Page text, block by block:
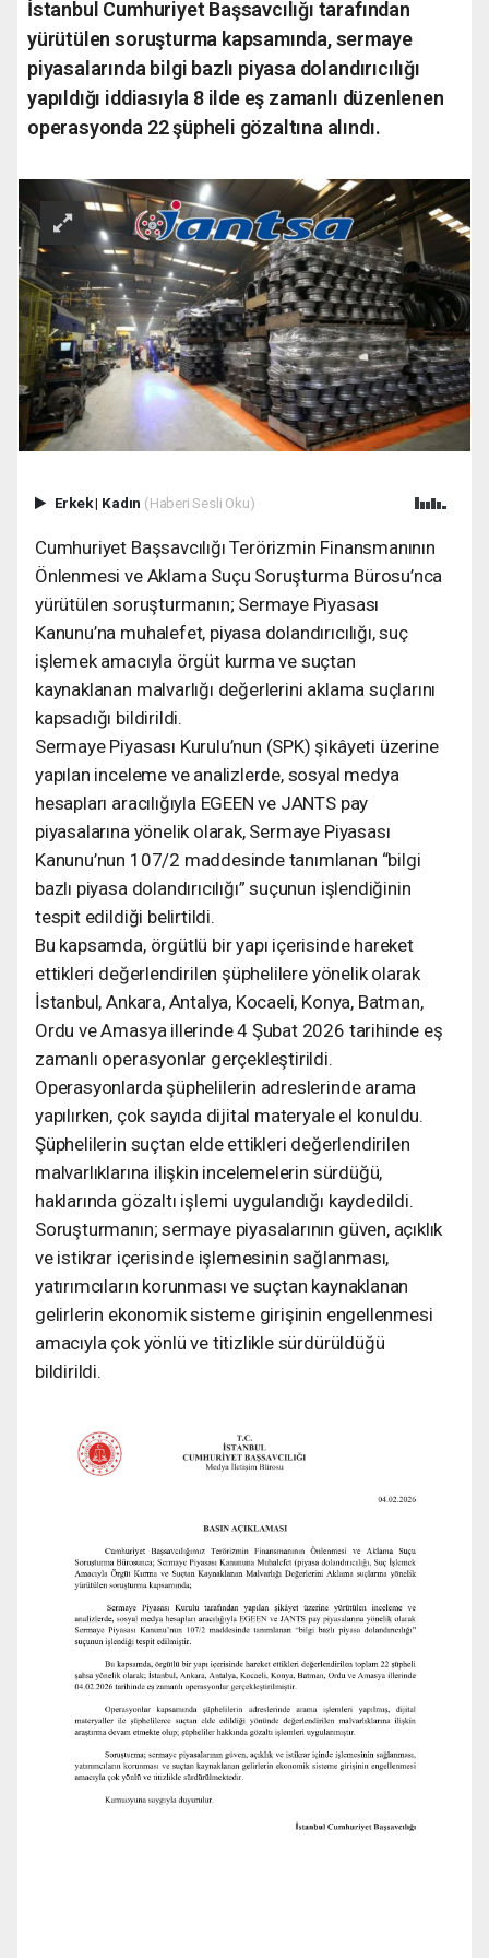
İstanbul Cumhuriyet Başsavcılığı tarafından
yürütülen soruşturma kapsamında, sermaye
piyasalarında bilgi bazlı piyasa dolandırıcılığı
yapıldığı iddiasıyla 8 ilde eş zamanlı düzenlenen
operasyonda 22 şüpheli gözaltına alındı.
Erkek| Kadın (Haberi Sesli Oku)
Cumhuriyet Başsavcılığı Terörizmin Finansmanının
Önlenmesi ve Aklama Suçu Soruşturma Bürosu’nca
yürütülen soruşturmanın; Sermaye Piyasası
Kanunu’na muhalefet, piyasa dolandırıcılığı, suç
işlemek amacıyla örgüt kurma ve suçtan
kaynaklanan malvarlığı değerlerini aklama suçlarını
kapsadığı bildirildi.
Sermaye Piyasası Kurulu’nun (SPK) şikâyeti üzerine
yapılan inceleme ve analizlerde, sosyal medya
hesapları aracılığıyla EGEEN ve JANTS pay
piyasalarına yönelik olarak, Sermaye Piyasası
Kanunu’nun 107/2 maddesinde tanımlanan “bilgi
bazlı piyasa dolandırıcılığı” suçunun işlendiğinin
tespit edildiği belirtildi.
Bu kapsamda, örgütlü bir yapı içerisinde hareket
ettikleri değerlendirilen şüphelilere yönelik olarak
İstanbul, Ankara, Antalya, Kocaeli, Konya, Batman,
Ordu ve Amasya illerinde 4 Şubat 2026 tarihinde eş
zamanlı operasyonlar gerçekleştirildi.
Operasyonlarda şüphelilerin adreslerinde arama
yapılırken, çok sayıda dijital materyale el konuldu.
Şüphelilerin suçtan elde ettikleri değerlendirilen
malvarlıklarına ilişkin incelemelerin sürdüğü,
haklarında gözaltı işlemi uygulandığı kaydedildi.
Soruşturmanın; sermaye piyasalarının güven, açıklık
ve istikrar içerisinde işlemesinin sağlanması,
yatırımcıların korunması ve suçtan kaynaklanan
gelirlerin ekonomik sisteme girişinin engellenmesi
amacıyla çok yönlü ve titizlikle sürdürüldüğü
bildirildi.